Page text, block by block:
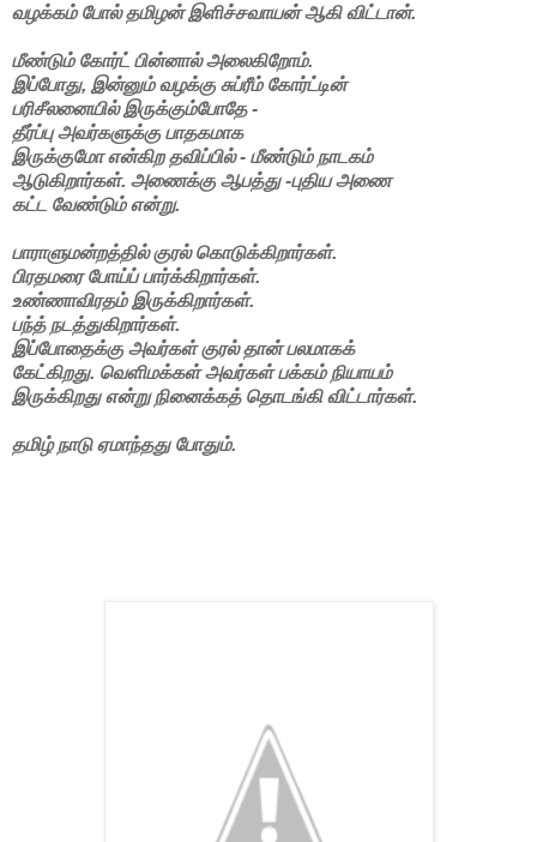
வழக்கம் போல் தமிழன் இளிச்சவாயன் ஆகி விட்டான்.
மீண்டும் கோர்ட் பின்னால் அலைகிறோம்.
இப்போது, இன்னும் வழக்கு சுப்ரீம் கோர்ட்டின்
பரிசீலனையில் இருக்கும்போதே -
தீர்ப்பு அவர்களுக்கு பாதகமாக
இருக்குமோ என்கிற தவிப்பில் - மீண்டும் நாடகம்
ஆடுகிறார்கள். அணைக்கு ஆபத்து -புதிய அணை
கட்ட வேண்டும் என்று.
பாராளுமன்றத்தில் குரல் கொடுக்கிறார்கள்.
பிரதமரை போய்ப் பார்க்கிறார்கள்.
உண்ணாவிரதம் இருக்கிறார்கள்.
பந்த் நடத்துகிறார்கள்.
இப்போதைக்கு அவர்கள் குரல் தான் பலமாகக்
கேட்கிறது. வெளிமக்கள் அவர்கள் பக்கம் நியாயம்
இருக்கிறது என்று நினைக்கத் தொடங்கி விட்டார்கள்.
தமிழ் நாடு ஏமாந்தது போதும்.